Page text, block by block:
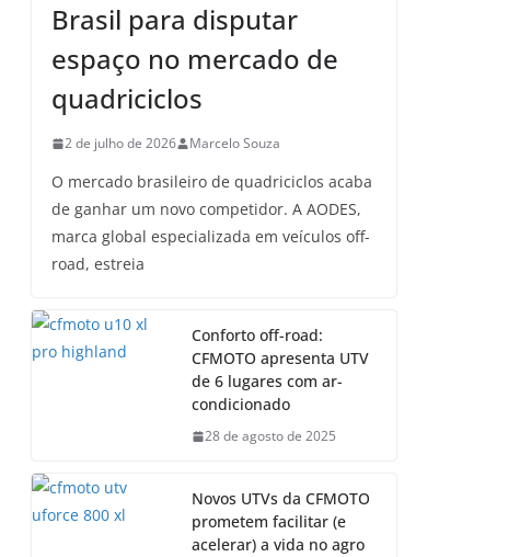
Brasil para disputar
espaço no mercado de
quadriciclos
2 de julho de 2026 Marcelo Souza
O mercado brasileiro de quadriciclos acaba
de ganhar um novo competidor. A AODES,
marca global especializada em veículos off-
road, estreia
Conforto off-road:
CFMOTO apresenta UTV
de 6 lugares com ar-
condicionado
28 de agosto de 2025
Novos UTVs da CFMOTO
prometem facilitar (e
acelerar) a vida no agro